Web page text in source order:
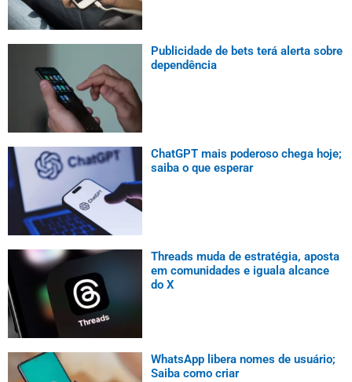
Publicidade de bets terá alerta sobre
dependência
ChatGPT mais poderoso chega hoje;
saiba o que esperar
Threads muda de estratégia, aposta
em comunidades e iguala alcance
do X
WhatsApp libera nomes de usuário;
Saiba como criar